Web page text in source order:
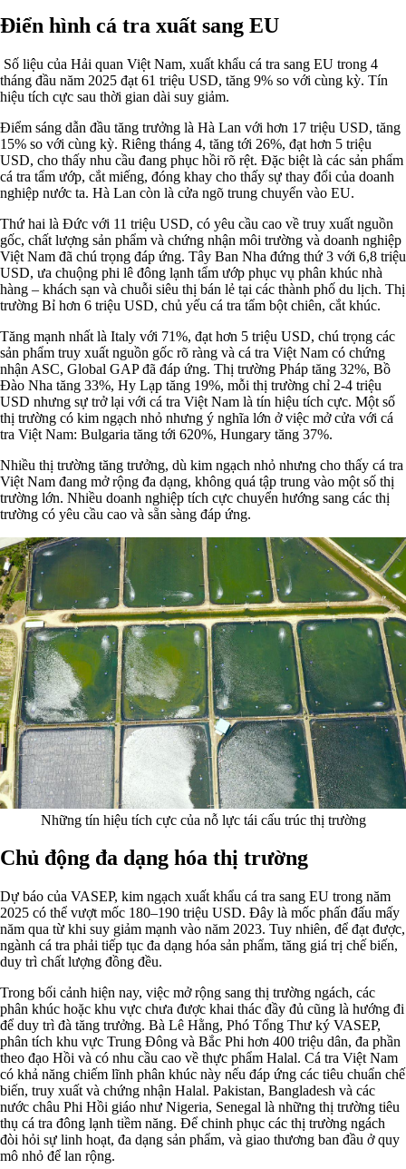
Điển hình cá tra xuất sang EU
Số liệu của Hải quan Việt Nam, xuất khẩu cá tra sang EU trong 4
tháng đầu năm 2025 đạt 61 triệu USD, tăng 9% so với cùng kỳ. Tín
hiệu tích cực sau thời gian dài suy giảm.
Điểm sáng dẫn đầu tăng trưởng là Hà Lan với hơn 17 triệu USD, tăng
15% so với cùng kỳ. Riêng tháng 4, tăng tới 26%, đạt hơn 5 triệu
USD, cho thấy nhu cầu đang phục hồi rõ rệt. Đặc biệt là các sản phẩm
cá tra tẩm ướp, cắt miếng, đóng khay cho thấy sự thay đổi của doanh
nghiệp nước ta. Hà Lan còn là cửa ngõ trung chuyển vào EU.
Thứ hai là Đức với 11 triệu USD, có yêu cầu cao về truy xuất nguồn
gốc, chất lượng sản phẩm và chứng nhận môi trường và doanh nghiệp
Việt Nam đã chú trọng đáp ứng. Tây Ban Nha đứng thứ 3 với 6,8 triệu
USD, ưa chuộng phi lê đông lạnh tẩm ướp phục vụ phân khúc nhà
hàng – khách sạn và chuỗi siêu thị bán lẻ tại các thành phố du lịch. Thị
trường Bỉ hơn 6 triệu USD, chủ yếu cá tra tẩm bột chiên, cắt khúc.
Tăng mạnh nhất là Italy với 71%, đạt hơn 5 triệu USD, chú trọng các
sản phẩm truy xuất nguồn gốc rõ ràng và cá tra Việt Nam có chứng
nhận ASC, Global GAP đã đáp ứng. Thị trường Pháp tăng 32%, Bồ
Đào Nha tăng 33%, Hy Lạp tăng 19%, mỗi thị trường chỉ 2-4 triệu
USD nhưng sự trở lại với cá tra Việt Nam là tín hiệu tích cực. Một số
thị trường có kim ngạch nhỏ nhưng ý nghĩa lớn ở việc mở cửa với cá
tra Việt Nam: Bulgaria tăng tới 620%, Hungary tăng 37%.
Nhiều thị trường tăng trưởng, dù kim ngạch nhỏ nhưng cho thấy cá tra
Việt Nam đang mở rộng đa dạng, không quá tập trung vào một số thị
trường lớn. Nhiều doanh nghiệp tích cực chuyển hướng sang các thị
trường có yêu cầu cao và sẵn sàng đáp ứng.
Những tín hiệu tích cực của nỗ lực tái cấu trúc thị trường
Chủ động đa dạng hóa thị trường
Dự báo của VASEP, kim ngạch xuất khẩu cá tra sang EU trong năm
2025 có thể vượt mốc 180–190 triệu USD. Đây là mốc phấn đấu mấy
năm qua từ khi suy giảm mạnh vào năm 2023. Tuy nhiên, để đạt được,
ngành cá tra phải tiếp tục đa dạng hóa sản phẩm, tăng giá trị chế biến,
duy trì chất lượng đồng đều.
Trong bối cảnh hiện nay, việc mở rộng sang thị trường ngách, các
phân khúc hoặc khu vực chưa được khai thác đầy đủ cũng là hướng đi
để duy trì đà tăng trưởng. Bà Lê Hằng, Phó Tổng Thư ký VASEP,
phân tích khu vực Trung Đông và Bắc Phi hơn 400 triệu dân, đa phần
theo đạo Hồi và có nhu cầu cao về thực phẩm Halal. Cá tra Việt Nam
có khả năng chiếm lĩnh phân khúc này nếu đáp ứng các tiêu chuẩn chế
biến, truy xuất và chứng nhận Halal. Pakistan, Bangladesh và các
nước châu Phi Hồi giáo như Nigeria, Senegal là những thị trường tiêu
thụ cá tra đông lạnh tiềm năng. Để chinh phục các thị trường ngách
đòi hỏi sự linh hoạt, đa dạng sản phẩm, và giao thương ban đầu ở quy
mô nhỏ để lan rộng.